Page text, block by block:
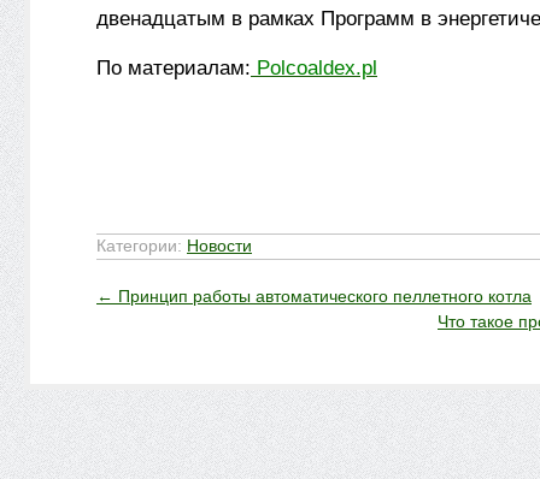
двенадцатым в рамках Программ в
По материалам: Polcoaldex.pl
Категории: Новости
← Принцип работы автоматического пеллетного котла
Что такое